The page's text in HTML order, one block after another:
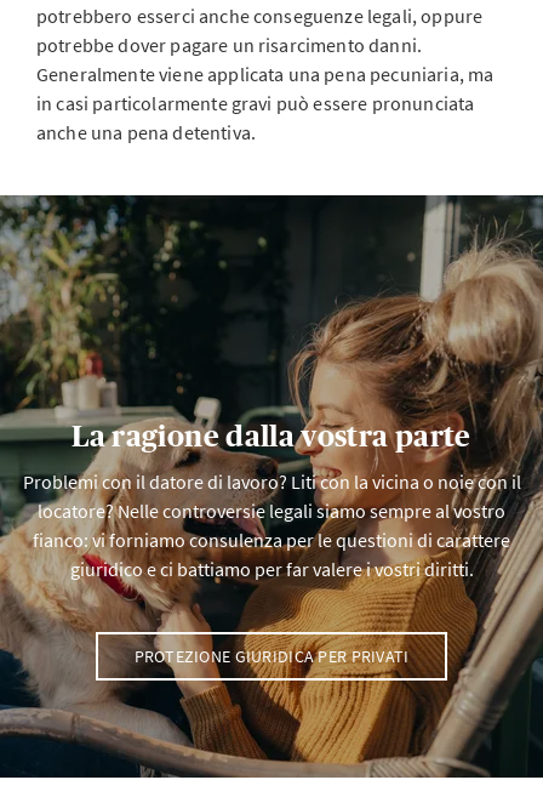
potrebbero esserci anche conseguenze legali, oppure
potrebbe dover pagare un risarcimento danni.
Generalmente viene applicata una pena pecuniaria, ma
in casi particolarmente gravi può essere pronunciata
anche una pena detentiva.
La ragione dalla vostra parte
Problemi con il datore di lavoro? Liti con la vicina o noie con il
locatore? Nelle controversie legali siamo sempre al vostro
fianco: vi forniamo consulenza per le questioni di carattere
giuridico e ci battiamo per far valere i vostri diritti.
PROTEZIONE GIURIDICA PER PRIVATI